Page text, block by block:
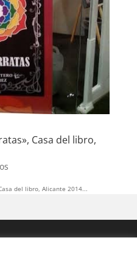
Casa del libro,
del libro, Alicante 2014...